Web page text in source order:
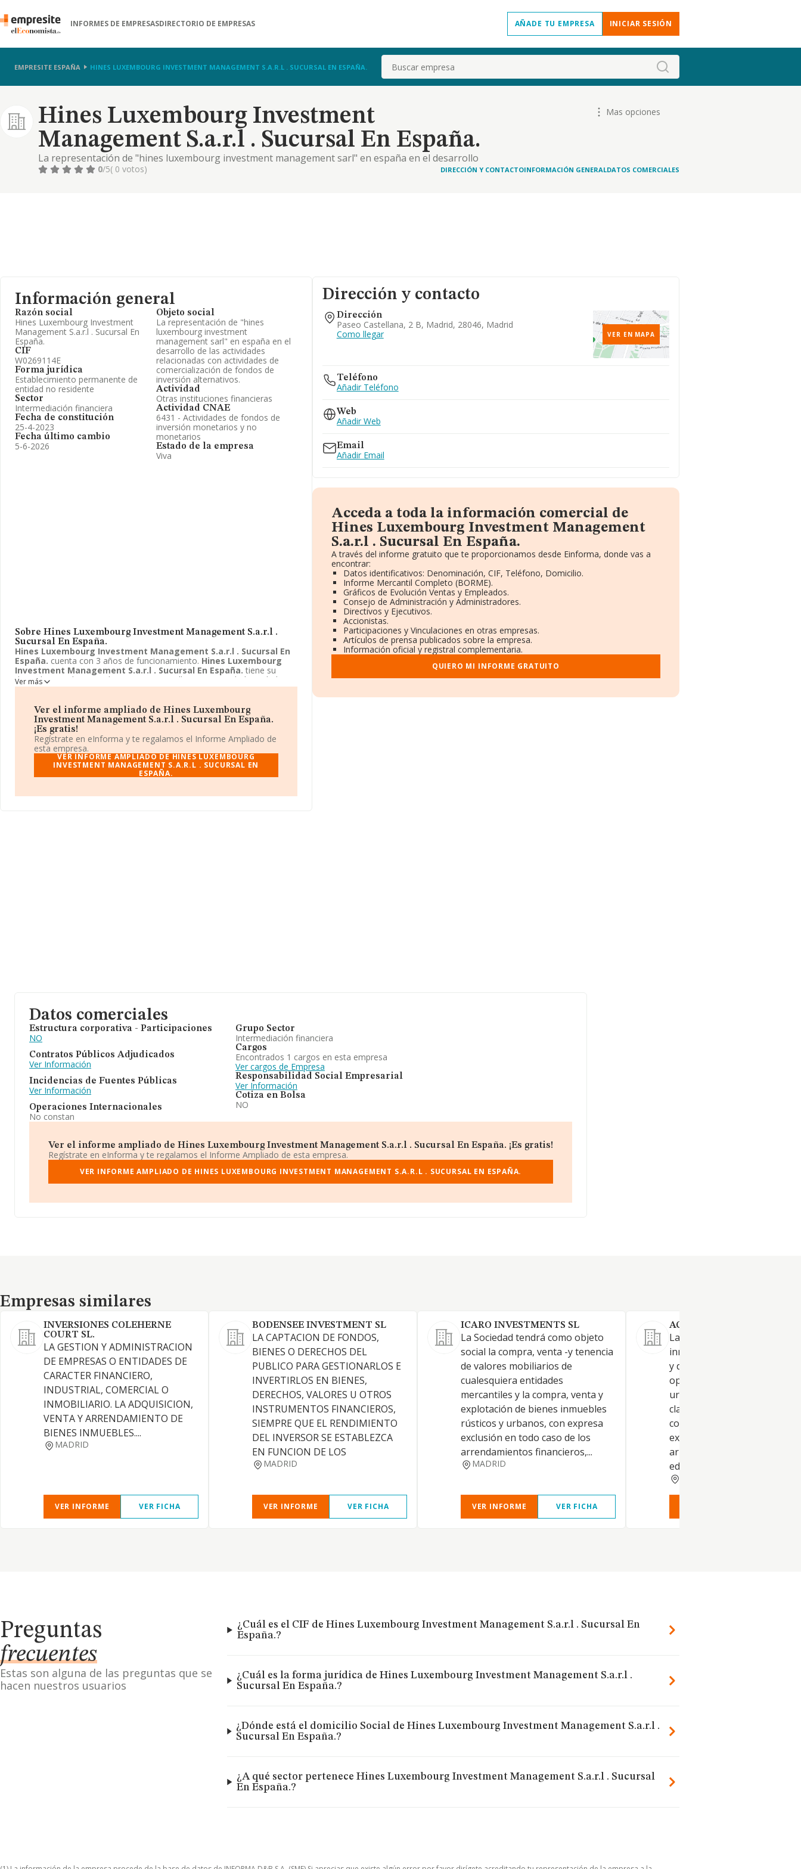
INFORMES DE EMPRESASDIRECTORIO DE EMPRESAS AÑADE TU EMPRESA INICIAR SESIÓN
EMPRESITE ESPAÑA HINES LUXEMBOURG INVESTMENT MANAGEMENT S.A.R.L . SUCURSAL EN ESPAÑA. Buscar
Hines Luxembourg Investment
Management S.a.r.l . Sucursal En España.
La representación de "hines luxembourg investment management sarl" en españa en el desarrollo
de las actividades relacionadas con actividades de comercialización de fondos de inversión
Mas opciones
0/5( 0 votos) DIRECCIÓN Y CONTACTOINFORMACIÓN GENERALDATOS COMERCIALES
Información general
Razón social
Hines Luxembourg Investment
Management S.a.r.l . Sucursal En
España.
CIF
W0269114E
Forma jurídica
Establecimiento permanente de
entidad no residente
Sector
Intermediación financiera
Fecha de constitución
25-4-2023
Fecha último cambio
5-6-2026
Objeto social
La representación de "hines
luxembourg investment
management sarl" en españa en el
desarrollo de las actividades
relacionadas con actividades de
comercialización de fondos de
inversión alternativos.
Actividad
Otras instituciones financieras
Actividad CNAE
6431 - Actividades de fondos de
inversión monetarios y no
monetarios
Estado de la empresa
Viva
Sobre Hines Luxembourg Investment Management S.a.r.l .
Sucursal En España.
Hines Luxembourg Investment Management S.a.r.l . Sucursal En
España. cuenta con 3 años de funcionamiento. Hines Luxembourg
Investment Management S.a.r.l . Sucursal En España. tiene su
domicilio social registrado en Paseo Castellana, 2 B, Madrid, Madrid.
Enmarca su actividad CNAE principal como 6431 - Actividades de fondos
Investment Management S.a.r.l . Sucursal En España.aparece
inscrita como Establecimiento permanente de entidad no residente.
Ver más
Ver el informe ampliado de Hines Luxembourg
Investment Management S.a.r.l . Sucursal En España.
¡Es gratis!
Regístrate en eInforma y te regalamos el Informe Ampliado de
esta empresa.
VER INFORME AMPLIADO DE HINES LUXEMBOURG
INVESTMENT MANAGEMENT S.A.R.L . SUCURSAL EN
ESPAÑA.
Dirección y contacto
Dirección
Paseo Castellana, 2 B, Madrid, 28046, Madrid
Como llegar
VER EN MAPA
Teléfono
Añadir Teléfono
Web
Añadir Web
Email
Añadir Email
Acceda a toda la información comercial de
Hines Luxembourg Investment Management
S.a.r.l . Sucursal En España.
A través del informe gratuito que te proporcionamos desde Einforma, donde vas a
encontrar:
Datos identificativos: Denominación, CIF, Teléfono, Domicilio.
Informe Mercantil Completo (BORME).
Gráficos de Evolución Ventas y Empleados.
Consejo de Administración y Administradores.
Directivos y Ejecutivos.
Accionistas.
Participaciones y Vinculaciones en otras empresas.
Artículos de prensa publicados sobre la empresa.
Información oficial y registral complementaria.
QUIERO MI INFORME GRATUITO
Datos comerciales
Estructura corporativa - Participaciones
NO
Contratos Públicos Adjudicados
Ver Información
Incidencias de Fuentes Públicas
Ver Información
Operaciones Internacionales
No constan
Grupo Sector
Intermediación financiera
Cargos
Encontrados 1 cargos en esta empresa
Ver cargos de Empresa
Responsabilidad Social Empresarial
Ver Información
Cotiza en Bolsa
NO
Ver el informe ampliado de Hines Luxembourg Investment Management S.a.r.l . Sucursal En España. ¡Es gratis!
Regístrate en eInforma y te regalamos el Informe Ampliado de esta empresa.
VER INFORME AMPLIADO DE HINES LUXEMBOURG INVESTMENT MANAGEMENT S.A.R.L . SUCURSAL EN ESPAÑA.
Empresas similares
Empresas similares
INVERSIONES COLEHERNE
COURT SL.
LA GESTION Y ADMINISTRACION
DE EMPRESAS O ENTIDADES DE
CARACTER FINANCIERO,
INDUSTRIAL, COMERCIAL O
INMOBILIARIO. LA ADQUISICION,
VENTA Y ARRENDAMIENTO DE
BIENES INMUEBLES....
MADRID
VER INFORME VER FICHA
BODENSEE INVESTMENT SL
LA CAPTACION DE FONDOS,
BIENES O DERECHOS DEL
PUBLICO PARA GESTIONARLOS E
INVERTIRLOS EN BIENES,
DERECHOS, VALORES U OTROS
INSTRUMENTOS FINANCIEROS,
SIEMPRE QUE EL RENDIMIENTO
DEL INVERSOR SE ESTABLEZCA
EN FUNCION DE LOS
MADRID
VER INFORME VER FICHA
ICARO INVESTMENTS SL
La Sociedad tendrá como objeto
social la compra, venta -y tenencia
de valores mobiliarios de
cualesquiera entidades
mercantiles y la compra, venta y
explotación de bienes inmuebles
rústicos y urbanos, con expresa
exclusión en todo caso de los
arrendamientos financieros,...
MADRID
VER INFORME VER FICHA
ACTINIUM GESTION SL.
La compraventa de bienes
inmuebles, la promoción,
y desarrollo de todo tipo de
operaciones inmobiliarias y
urbanísticas, la realización
clase de obras de
construcción, la enajenación
explotación, incluso en
arrendamiento, de las fincas,
edificios y locales, etc
Preguntas
frecuentes
Estas son alguna de las preguntas que se
hacen nuestros usuarios
¿Cuál es el CIF de Hines Luxembourg Investment Management S.a.r.l . Sucursal En
España.?
¿Cuál es la forma jurídica de Hines Luxembourg Investment Management S.a.r.l .
Sucursal En España.?
¿Dónde está el domicilio Social de Hines Luxembourg Investment Management S.a.r.l .
Sucursal En España.?
¿A qué sector pertenece Hines Luxembourg Investment Management S.a.r.l . Sucursal
En España.?